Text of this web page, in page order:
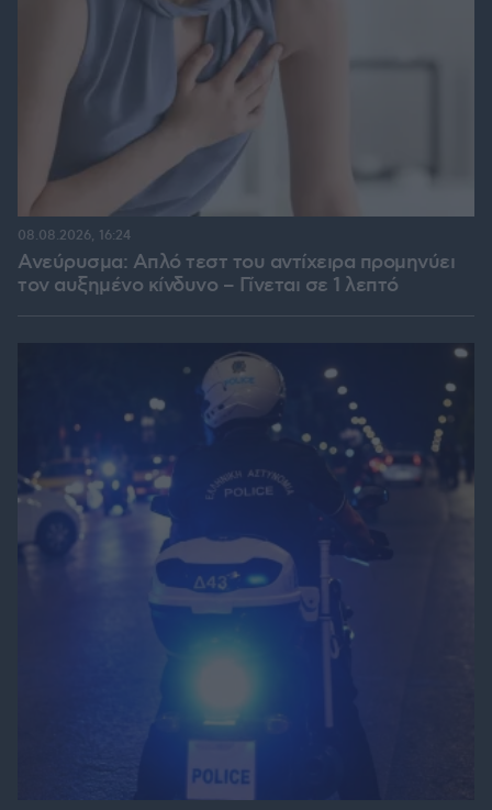
Ανεύρυσμα: Απλό τεστ του αντίχειρα προμηνύει
τον αυξημένο κίνδυνο – Γίνεται σε 1 λεπτό
08.08.2026, 16:24